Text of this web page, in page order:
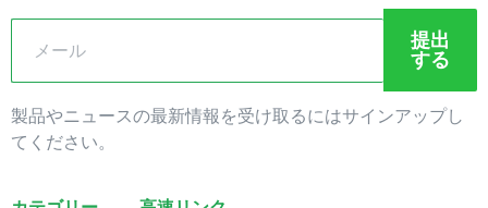
提出
する
製品やニュースの最新情報を受け取るにはサインアップし
てください。